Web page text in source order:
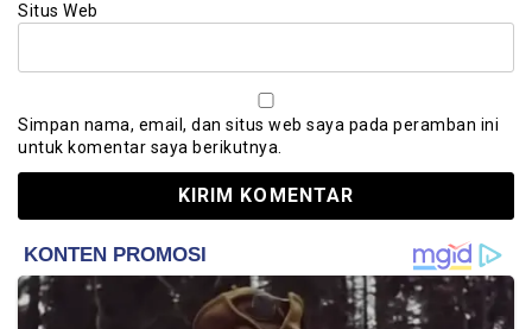
Situs Web
Simpan nama, email, dan situs web saya pada peramban ini
untuk komentar saya berikutnya.